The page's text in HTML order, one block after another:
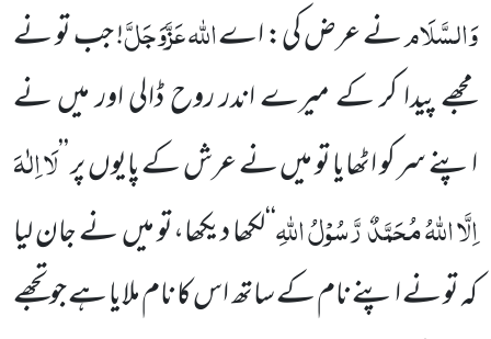
وَالسَّلَامنے عرض کی: اےاللہعَزَّوَجَلَّ! جب تو نے
مجھے پیدا کر کے میرے اندر روح ڈالی اور میں نے
اپنے سر کو اٹھایا تو میں نے عرش کے پایوں پر ’’لَا اِلٰہَ
اِلَّا اللہُمُحَمَّدٌ رَّسُوْلُ اللہِ‘‘لکھا دیکھا،تو میں نے جان لیا
کہ تو نے اپنے نام کے ساتھ اس کا نام ملایا ہے جو تجھے